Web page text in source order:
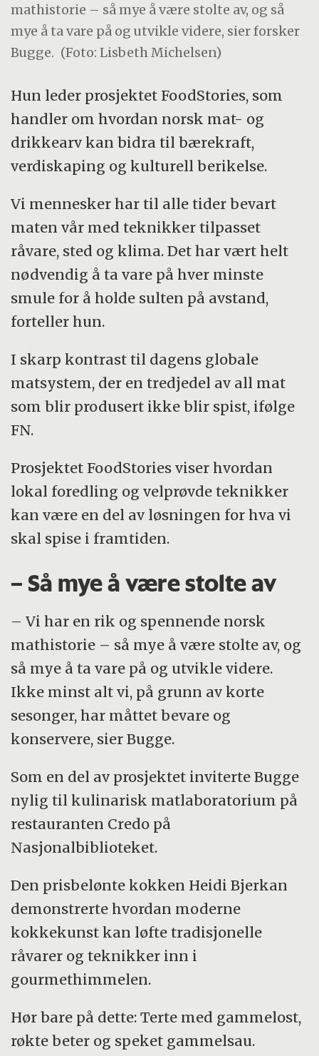
mathistorie – så mye å være stolte av, og så
mye å ta vare på og utvikle videre, sier forsker
Bugge. (Foto: Lisbeth Michelsen)
Hun leder prosjektet FoodStories, som
handler om hvordan norsk mat- og
drikkearv kan bidra til bærekraft,
verdiskaping og kulturell berikelse.
Vi mennesker har til alle tider bevart
maten vår med teknikker tilpasset
råvare, sted og klima. Det har vært helt
nødvendig å ta vare på hver minste
smule for å holde sulten på avstand,
forteller hun.
I skarp kontrast til dagens globale
matsystem, der en tredjedel av all mat
som blir produsert ikke blir spist, ifølge
FN.
Prosjektet FoodStories viser hvordan
lokal foredling og velprøvde teknikker
kan være en del av løsningen for hva vi
skal spise i framtiden.
– Så mye å være stolte av
– Vi har en rik og spennende norsk
mathistorie – så mye å være stolte av, og
så mye å ta vare på og utvikle videre.
Ikke minst alt vi, på grunn av korte
sesonger, har måttet bevare og
konservere, sier Bugge.
Som en del av prosjektet inviterte Bugge
nylig til kulinarisk matlaboratorium på
restauranten Credo på
Nasjonalbiblioteket.
Den prisbelønte kokken Heidi Bjerkan
demonstrerte hvordan moderne
kokkekunst kan løfte tradisjonelle
råvarer og teknikker inn i
gourmethimmelen.
Hør bare på dette: Terte med gammelost,
røkte beter og speket gammelsau.